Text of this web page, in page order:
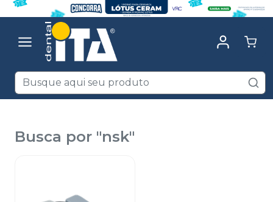
Busca por "nsk"